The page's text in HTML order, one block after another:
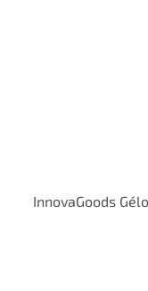
InnovaGoods